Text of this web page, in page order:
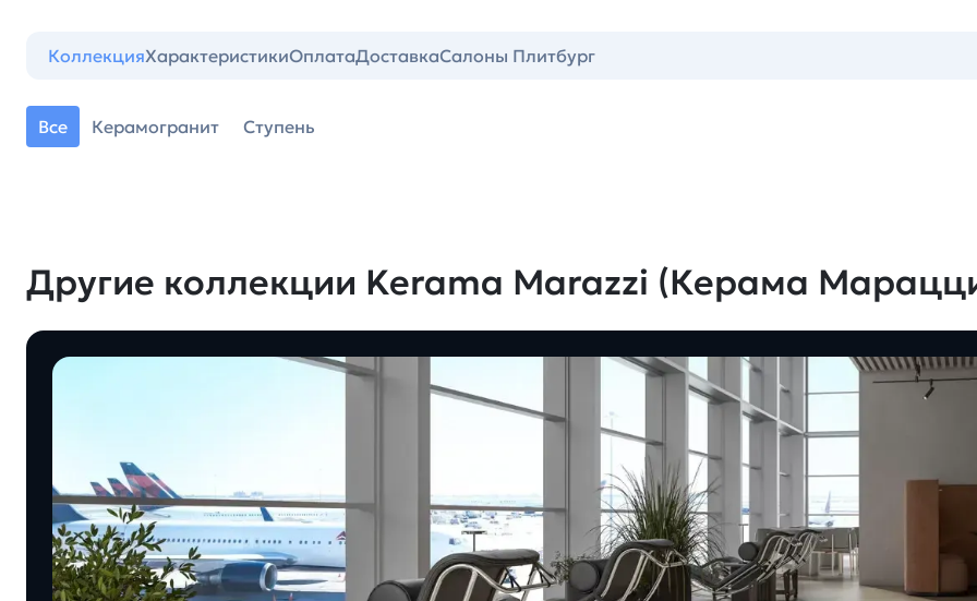
КоллекцияХарактеристикиОплатаДоставкаСалоны Плитбург
Все Керамогранит Ступень
Другие коллекции Kerama Marazzi (Керама